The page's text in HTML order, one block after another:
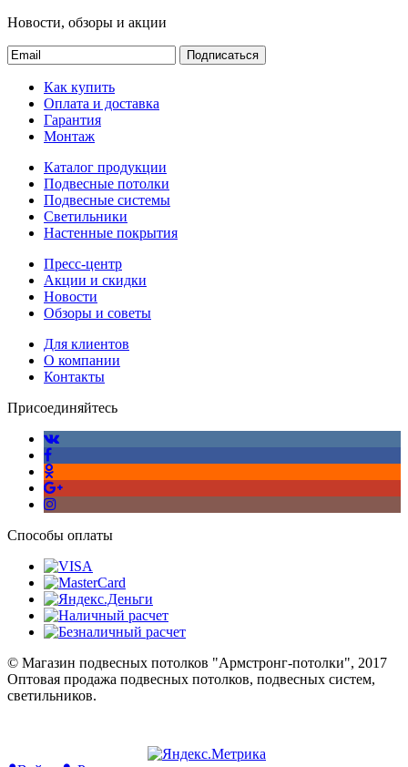
Новости, обзоры и акции
Подписаться
Как купить
Оплата и доставка
Гарантия
Монтаж
Каталог продукции
Подвесные потолки
Подвесные системы
Светильники
Настенные покрытия
Пресс-центр
Акции и скидки
Новости
Обзоры и советы
Для клиентов
О компании
Контакты
Присоединяйтесь
Способы оплаты
© Магазин подвесных потолков "Армстронг-потолки", 2017
Оптовая продажа подвесных потолков, подвесных систем,
светильников.